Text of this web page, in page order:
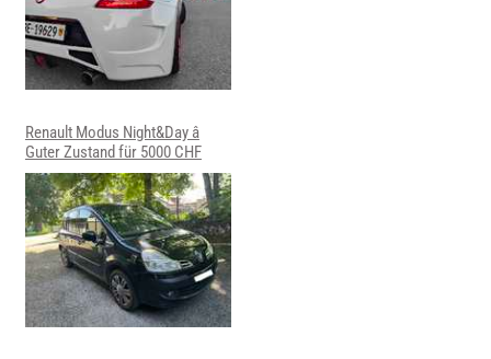
Renault Modus Night&Day â
Guter Zustand für 5000 CHF